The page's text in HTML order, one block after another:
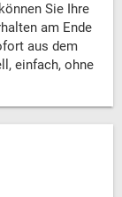
Sie Ihre
am Ende
aus dem
einfach, ohne